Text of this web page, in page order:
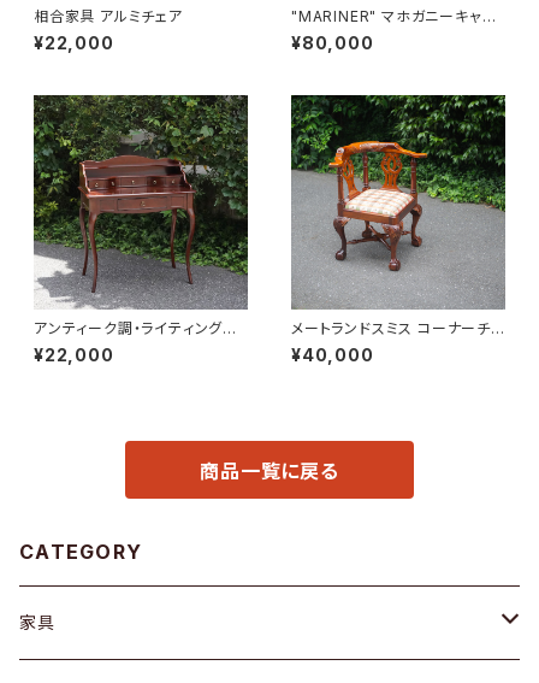
相合家具 アルミチェア
¥22,000
"MARINER" マホガニーキャビ
ネット
¥80,000
アンティーク調・ライティングデ
スク
¥22,000
メートランドスミス コーナーチェ
ア
¥40,000
商品一覧に戻る
CATEGORY
家具